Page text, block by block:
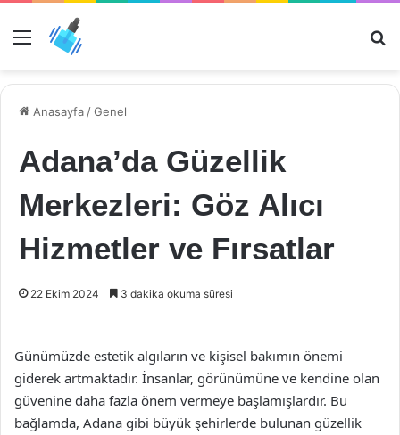
Menü
Anasayfa /Genel
Adana’da Güzellik
Merkezleri: Göz Alıcı
Hizmetler ve Fırsatlar
22 Ekim 2024 3 dakika okuma süresi
Günümüzde estetik algıların ve kişisel bakımın önemi
giderek artmaktadır. İnsanlar, görünümüne ve kendine olan
güvenine daha fazla önem vermeye başlamışlardır. Bu
bağlamda, Adana gibi büyük şehirlerde bulunan güzellik